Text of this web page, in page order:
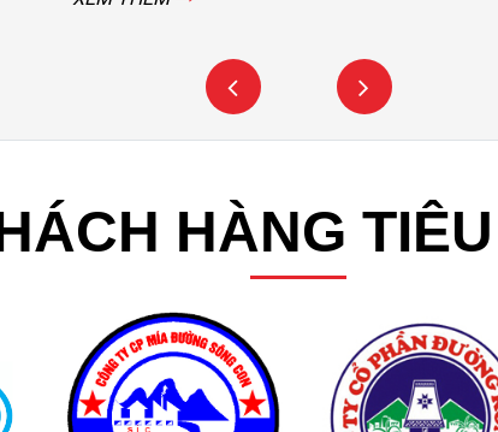
HÀNG